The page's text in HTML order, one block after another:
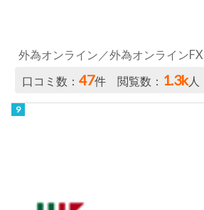
外為オンライン／外為オンラインFX
口コミ数：47件 閲覧数： 1.3k人